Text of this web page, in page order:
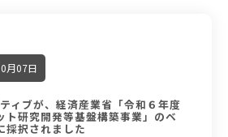
月07日
ィブが、経済産業省「令和６年度
ト研究開発等基盤構築事業」のベ
採択されました